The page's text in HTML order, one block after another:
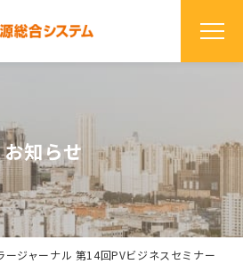
お知らせ
ージャーナル 第14回PVビジネスセミナー